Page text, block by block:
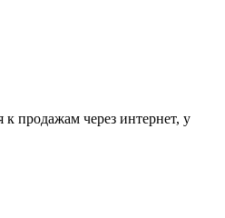
продажам через интернет, у